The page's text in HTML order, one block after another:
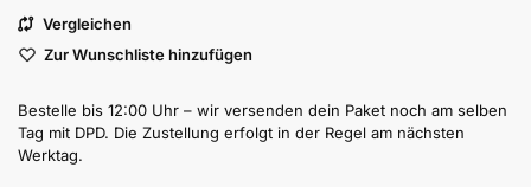
Vergleichen
Zur Wunschliste hinzufügen
Bestelle bis 12:00 Uhr – wir versenden dein Paket noch am selben
Tag mit DPD. Die Zustellung erfolgt in der Regel am nächsten
Werktag.